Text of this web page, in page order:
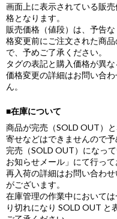
画面上に表示されている販
格となります。
販売価格（値段）は、予告
格変更前にご注文された商
で、予めご了承ください。
タグの表記と購入価格が異な
価格変更の詳細はお問い合
ん。
■在庫について
商品が完売（SOLD OUT）
寄せなどはできませんので予
完売（SOLD OUT）になっ
お知らせメール」にて行って
再入荷の詳細はお問い合わ
がございます。
在庫管理の作業中において
り切れになり SOLD OUT と